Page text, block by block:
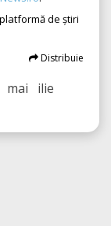
de știri
Distribuie
mai ilie